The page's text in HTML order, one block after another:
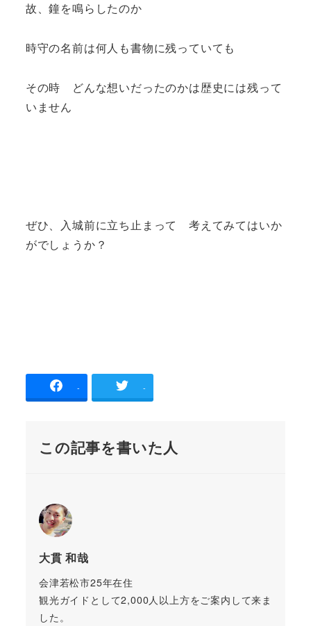
故、鐘を鳴らしたのか
時守の名前は何人も書物に残っていても
その時 どんな想いだったのかは歴史には残って
いません
ぜひ、入城前に立ち止まって 考えてみてはいか
がでしょうか？
- -
この記事を書いた人
大貫 和哉
会津若松市25年在住
観光ガイドとして2,000人以上方をご案内して来ま
した。